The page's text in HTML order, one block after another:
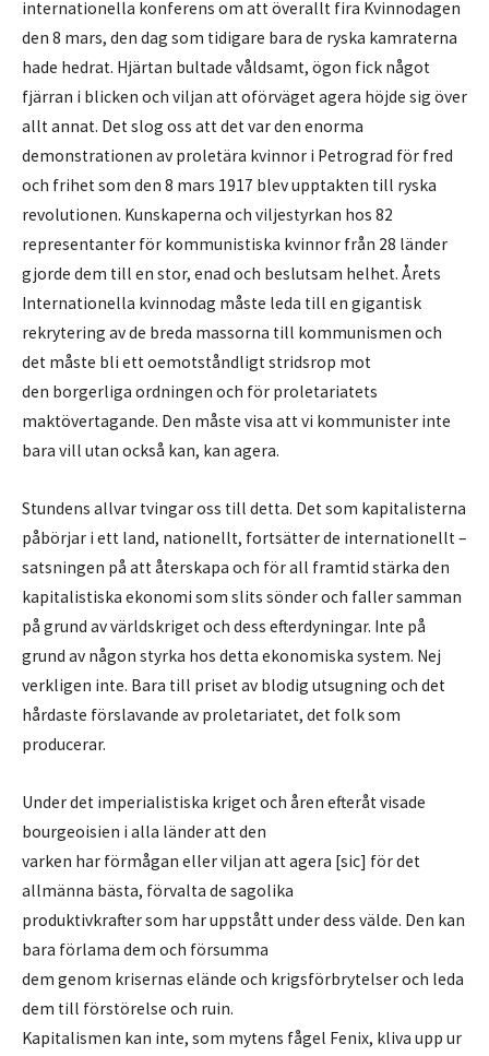
internationella konferens om att överallt fira Kvinnodagen
den 8 mars, den dag som tidigare bara de ryska kamraterna
hade hedrat. Hjärtan bultade våldsamt, ögon fick något
fjärran i blicken och viljan att oförväget agera höjde sig över
allt annat. Det slog oss att det var den enorma
demonstrationen av proletära kvinnor i Petrograd för fred
och frihet som den 8 mars 1917 blev upptakten till ryska
revolutionen. Kunskaperna och viljestyrkan hos 82
representanter för kommunistiska kvinnor från 28 länder
gjorde dem till en stor, enad och beslutsam helhet. Årets
Internationella kvinnodag måste leda till en gigantisk
rekrytering av de breda massorna till kommunismen och
det måste bli ett oemotståndligt stridsrop mot
den borgerliga ordningen och för proletariatets
maktövertagande. Den måste visa att vi kommunister inte
bara vill utan också kan, kan agera.
Stundens allvar tvingar oss till detta. Det som kapitalisterna
påbörjar i ett land, nationellt, fortsätter de internationellt –
satsningen på att återskapa och för all framtid stärka den
kapitalistiska ekonomi som slits sönder och faller samman
på grund av världskriget och dess efterdyningar. Inte på
grund av någon styrka hos detta ekonomiska system. Nej
verkligen inte. Bara till priset av blodig utsugning och det
hårdaste förslavande av proletariatet, det folk som
producerar.
Under det imperialistiska kriget och åren efteråt visade
bourgeoisien i alla länder att den
varken har förmågan eller viljan att agera [sic] för det
allmänna bästa, förvalta de sagolika
produktivkrafter som har uppstått under dess välde. Den kan
bara förlama dem och försumma
dem genom krisernas elände och krigsförbrytelser och leda
dem till förstörelse och ruin.
Kapitalismen kan inte, som mytens fågel Fenix, kliva upp ur